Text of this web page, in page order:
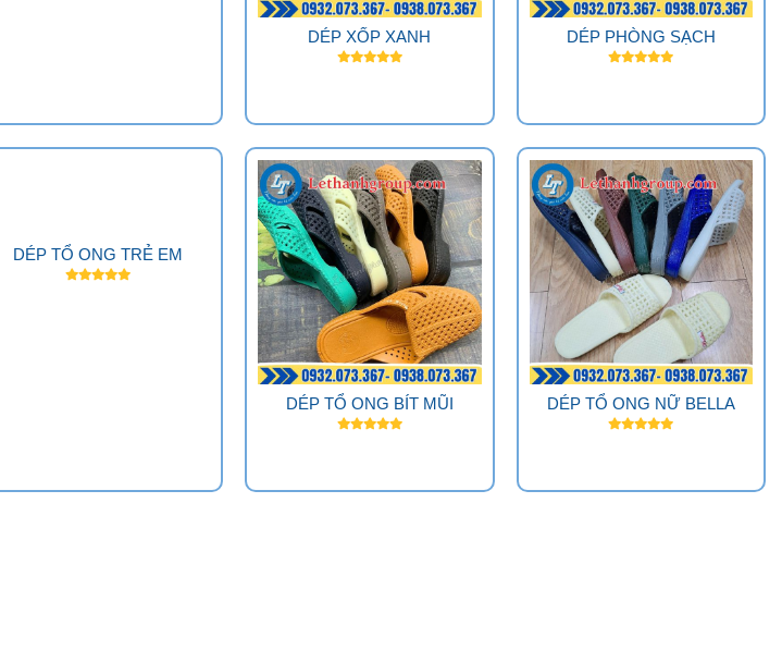
DÉP XỐP XANH DÉP PHÒNG SẠCH
DÉP TỔ ONG TRẺ EM
DÉP TỔ ONG BÍT MŨI DÉP TỔ ONG NỮ BELLA